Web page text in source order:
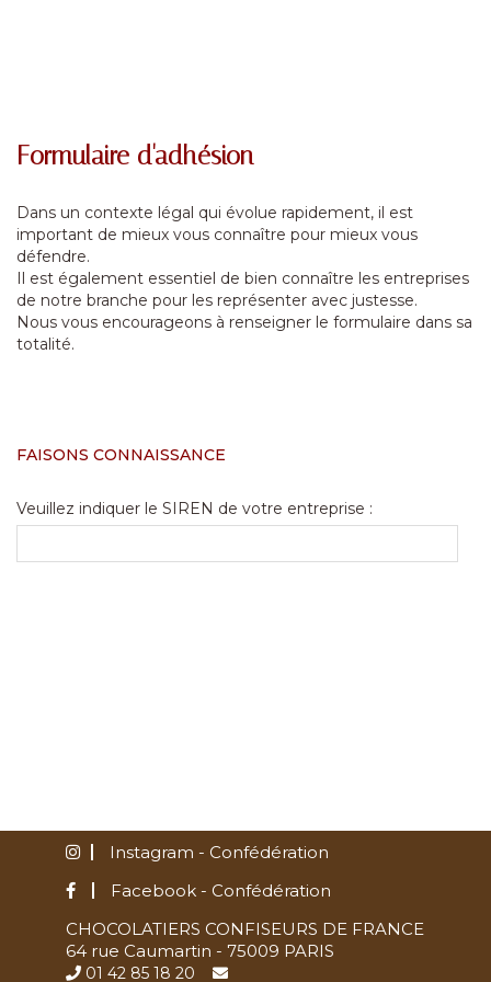
Formulaire d'adhésion
Dans un contexte légal qui évolue rapidement, il est
important de mieux vous connaître pour mieux vous
défendre.
Il est également essentiel de bien connaître les entreprises
de notre branche pour les représenter avec justesse.
Nous vous encourageons à renseigner le formulaire dans sa
totalité.
FAISONS CONNAISSANCE
Veuillez indiquer le SIREN de votre entreprise :
Instagram - Confédération
Facebook - Confédération
CHOCOLATIERS CONFISEURS DE FRANCE
64 rue Caumartin - 75009 PARIS
01 42 85 18 20